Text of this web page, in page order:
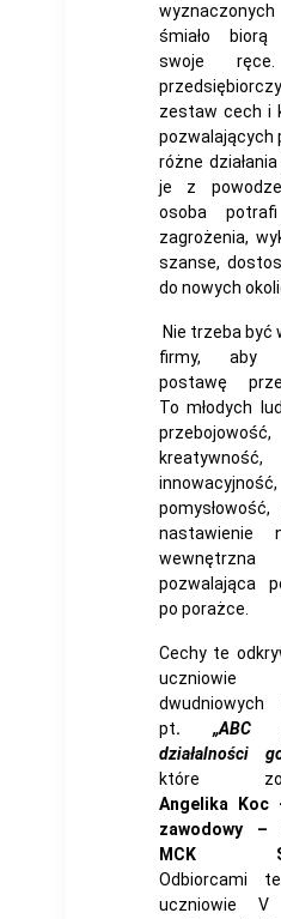
śmiało
swoje ręce.
zestaw cech i
pozwalających
różne
je z
osoba
zagrożenia,
szanse,
do nowych
Nie trzeba być
firmy, aby
postawę
To młodych
przebojowość,
kreatywność,
innowacyjność,
nastawienie
pozwalająca
po porażce.
Cechy te
uczniowie
dwudniowych
pt. „ABC
działalności
które
Angelika
zawodowy
MCK
Odbiorcami
uczniowie V